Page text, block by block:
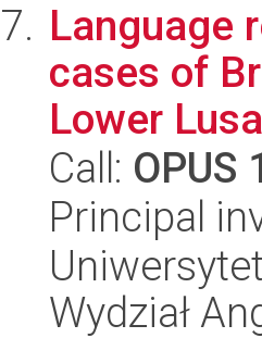
Language
cases of
Lower
Call: OPUS
Principal
Wydział